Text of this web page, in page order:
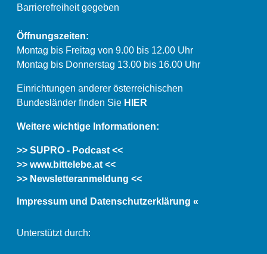
Barrierefreiheit gegeben
Öffnungszeiten:
Montag bis Freitag von 9.00 bis 12.00 Uhr
Montag bis Donnerstag 13.00 bis 16.00 Uhr
Einrichtungen anderer österreichischen
Bundesländer finden Sie HIER
Weitere wichtige Informationen:
>> SUPRO - Podcast <<
>> www.bittelebe.at <<
>> Newsletteranmeldung <<
Impressum und Datenschutzerklärung «
Unterstützt durch: